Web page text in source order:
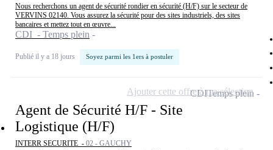
Nous recherchons un agent de sécurité rondier en sécurité (H/F) sur le secteur de
VERVINS 02140. Vous assurez la sécurité pour des sites industriels, des sites
bancaires et mettez tout en œuvre...
CDI - Temps plein
Publié il y a 18 jours Soyez parmi les 1ers à postuler
Agent de Sécurité H/F - Site
Logistique (H/F)
INTERR SECURITE - 02 - GAUCHY
CDITemps plein
Ajouter cette offre à ma sélection